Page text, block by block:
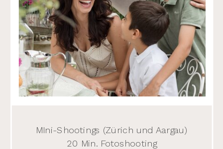
MIni-Shootings (Zürich und Aargau)
20 Min. Fotoshooting